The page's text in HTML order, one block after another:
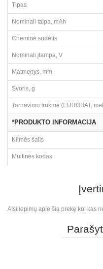
Tipas
Nominali talpa, mAh
Cheminė sudėtis
Nominali įtampa, V
Matmenys, mm
Svoris, g
Tarnavimo trukmė (EUROBAT,
*PRODUKTO INFORMACIJA
Kilmės šalis
Muitinės kodas
Atsiliepimų apie šią prekę kol kas